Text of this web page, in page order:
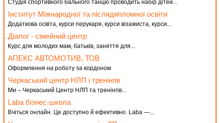
Студія спортивного бального танцю проводить набір дітей...
Інститут Міжнародної та післядипломної освіти
Додаткова освіта, курси перукаря, курси візажиста, курси...
Діалог - сімейний центр
Курс для молодих мам, батьків, заняття для...
АПЕКС АВТОМОТИВ, ТОВ
Оформлення на роботу за кордоном
Черкаський центр НЛП і тренінгів
Ми – Черкаський Центр НЛП та тренінгів...
Laba бізнес-школа
Вчіться онлайн. Це доступно й ефективно. Laba —...